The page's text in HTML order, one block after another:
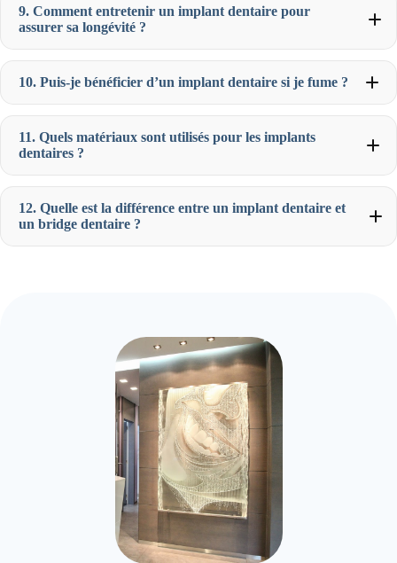
9. Comment entretenir un implant dentaire pour
assurer sa longévité ?
10. Puis-je bénéficier d’un implant dentaire si je fume ?
11. Quels matériaux sont utilisés pour les implants
dentaires ?
12. Quelle est la différence entre un implant dentaire et
un bridge dentaire ?